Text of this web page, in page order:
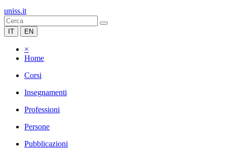
uniss.it
IT EN
×
Home
Corsi
Insegnamenti
Professioni
Persone
Pubblicazioni